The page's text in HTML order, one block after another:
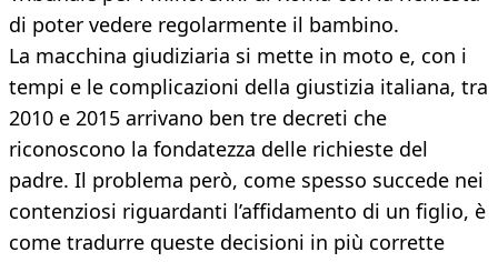
di poter vedere regolarmente il bambino.
La macchina giudiziaria si mette in moto e, con i
tempi e le complicazioni della giustizia italiana, tra
2010 e 2015 arrivano ben tre decreti che
riconoscono la fondatezza delle richieste del
padre. Il problema però, come spesso succede nei
contenziosi riguardanti l’affidamento di un figlio, è
come tradurre queste decisioni in più corrette